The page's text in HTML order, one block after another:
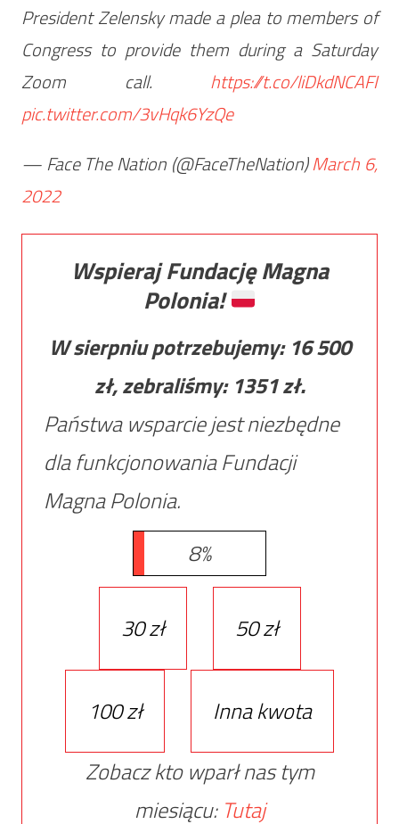
President Zelensky made a plea to members of
Congress to provide them during a Saturday
Zoom call. https://t.co/liDkdNCAFI
pic.twitter.com/3vHqk6YzQe
— Face The Nation (@FaceTheNation)March 6,
2022
Wspieraj Fundację Magna
Polonia!
W sierpniu potrzebujemy: 16 500
zł, zebraliśmy: 1351zł.
Państwa wsparcie jest niezbędne
dla funkcjonowania Fundacji
Magna Polonia.
8%
30 zł 50 zł
100 zł
Inna kwota
Zobacz kto wparł nas tym
miesiącu: Tutaj